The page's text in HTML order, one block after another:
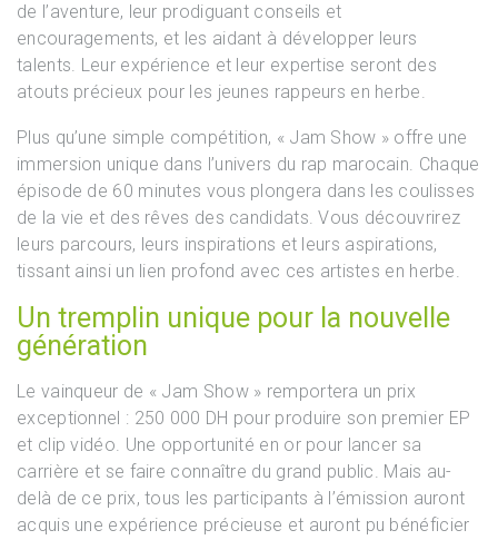
de l’aventure, leur prodiguant conseils et
encouragements, et les aidant à développer leurs
talents. Leur expérience et leur expertise seront des
atouts précieux pour les jeunes rappeurs en herbe.
Plus qu’une simple compétition, « Jam Show » offre une
immersion unique dans l’univers du rap marocain. Chaque
épisode de 60 minutes vous plongera dans les coulisses
de la vie et des rêves des candidats. Vous découvrirez
leurs parcours, leurs inspirations et leurs aspirations,
tissant ainsi un lien profond avec ces artistes en herbe.
Un tremplin unique pour la nouvelle
génération
Le vainqueur de « Jam Show » remportera un prix
exceptionnel : 250 000 DH pour produire son premier EP
et clip vidéo. Une opportunité en or pour lancer sa
carrière et se faire connaître du grand public. Mais au-
delà de ce prix, tous les participants à l’émission auront
acquis une expérience précieuse et auront pu bénéficier